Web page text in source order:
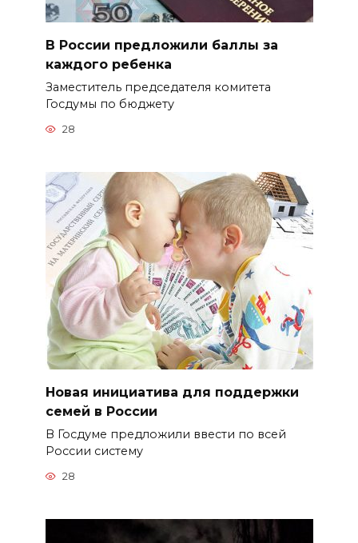
В России предложили баллы за
каждого ребенка
Заместитель председателя комитета
Госдумы по бюджету
28
Новая инициатива для поддержки
семей в России
В Госдуме предложили ввести по всей
России систему
28